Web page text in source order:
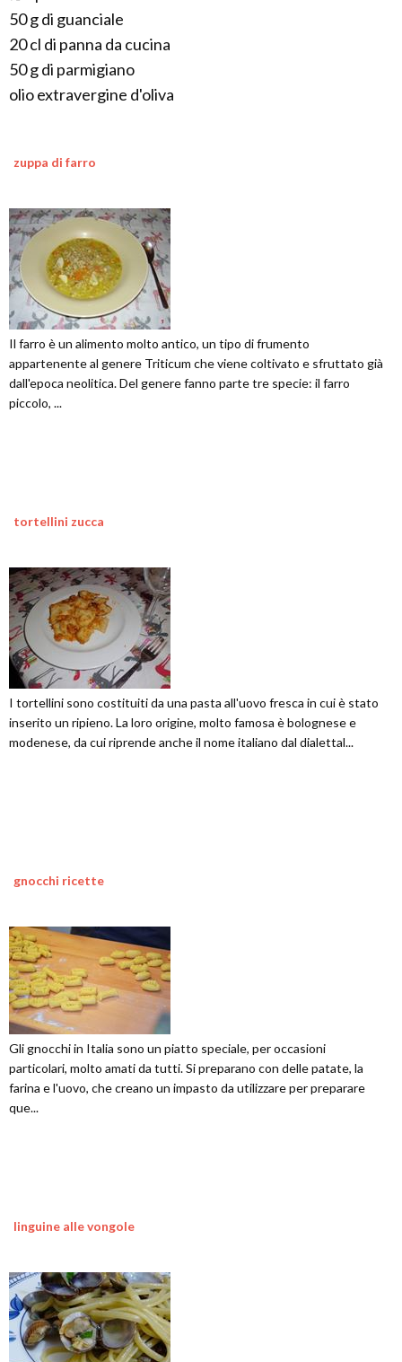
50 g di guanciale
20 cl di panna da cucina
50 g di parmigiano
olio extravergine d'oliva
zuppa di farro
Il farro è un alimento molto antico, un tipo di frumento
appartenente al genere Triticum che viene coltivato e sfruttato già
dall'epoca neolitica. Del genere fanno parte tre specie: il farro
piccolo, ...
tortellini zucca
I tortellini sono costituiti da una pasta all'uovo fresca in cui è stato
inserito un ripieno. La loro origine, molto famosa è bolognese e
modenese, da cui riprende anche il nome italiano dal dialettal...
gnocchi ricette
Gli gnocchi in Italia sono un piatto speciale, per occasioni
particolari, molto amati da tutti. Si preparano con delle patate, la
farina e l'uovo, che creano un impasto da utilizzare per preparare
que...
linguine alle vongole